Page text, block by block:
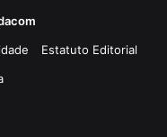
Estatuto Editorial